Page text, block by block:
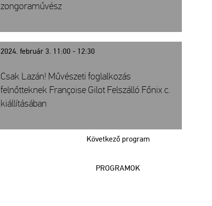
zongoraművész
2024. február 3. 11:00 - 12:30
Következő program
Csak Lazán! Művészeti foglalkozás
felnőtteknek Françoise Gilot Felszálló Főnix c.
kiállításában
PROGRAMOK